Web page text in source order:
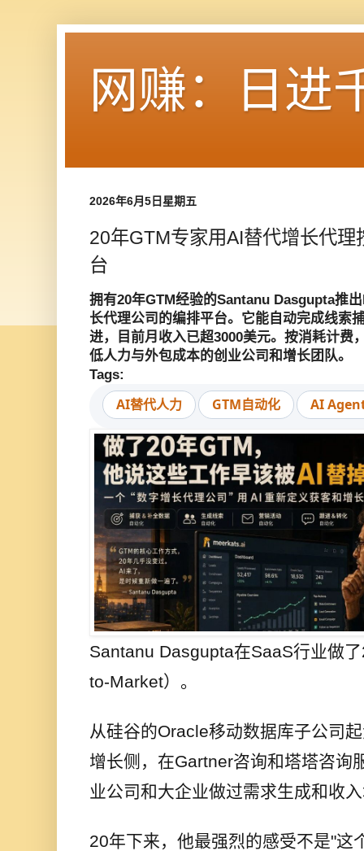
网赚：日进
2026年6月5日星期五
20年GTM专家用AI替代增长代
台
拥有20年GTM经验的Santanu Dasgupta推
长代理公司的编排平台。它能自动完成线索
进，目前月收入已超3000美元。按消耗计费
低人力与外包成本的创业公司和增长团队。
Tags:
AI替代人力 GTM自动化 AI
Santanu Dasgupta在SaaS行业做
to-Market）。
从硅谷的Oracle移动数据库子公司
增长侧，在Gartner咨询和塔塔咨询
业公司和大企业做过需求生成和收
20年下来，他最强烈的感受不是"这